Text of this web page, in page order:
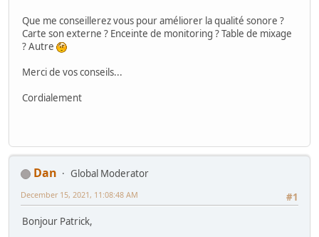
Que me conseillerez vous pour améliorer la qualité sonore ?
Carte son externe ? Enceinte de monitoring ? Table de mixage
? Autre
Merci de vos conseils...
Cordialement
Dan
Global Moderator
#1
December 15, 2021, 11:08:48 AM
Bonjour Patrick,